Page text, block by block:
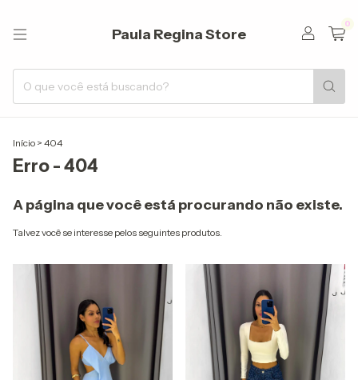
Paula Regina Store
0
Início > 404
Erro - 404
A página que você está procurando não existe.
Talvez você se interesse pelos seguintes produtos.